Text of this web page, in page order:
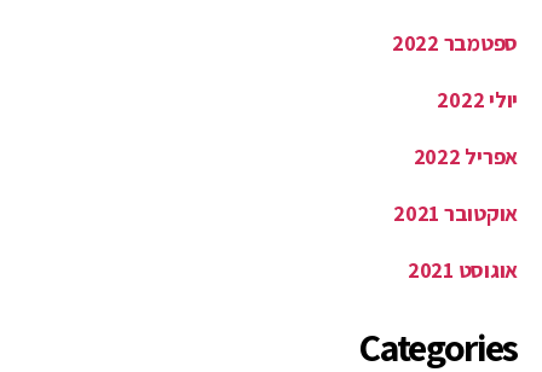
ספטמבר 2022
יולי 2022
אפריל 2022
אוקטובר 2021
אוגוסט 2021
Categories